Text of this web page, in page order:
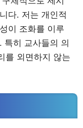
다. 저는 개인적
이 조화를 이루
특히 교사들의 의
를 외면하지 않는